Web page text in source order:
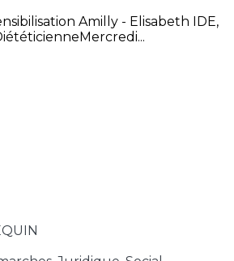
Amilly - Elisabeth IDE,